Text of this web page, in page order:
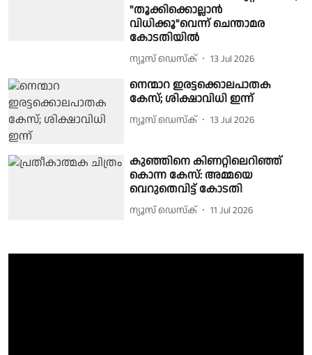
"തൂക്കിക്കൊല്ലാൻ
വിധിക്കൂ"വെന്ന് ചെന്താമര
കോടതിയിൽ
ന്യൂസ് ഡെസ്ക് 13 Jul 2026
നെന്മാറ ഇരട്ടക്കൊലപാതക
കേസ്; ശിക്ഷാവിധി ഇന്ന്
ന്യൂസ് ഡെസ്ക് 13 Jul 2026
കുഞ്ഞിനെ കിണറ്റിലെറിഞ്ഞ്
കൊന്ന കേസ്: അമ്മയെ
വെറുതെവിട്ട് കോടതി
ന്യൂസ് ഡെസ്ക് 11 Jul 2026